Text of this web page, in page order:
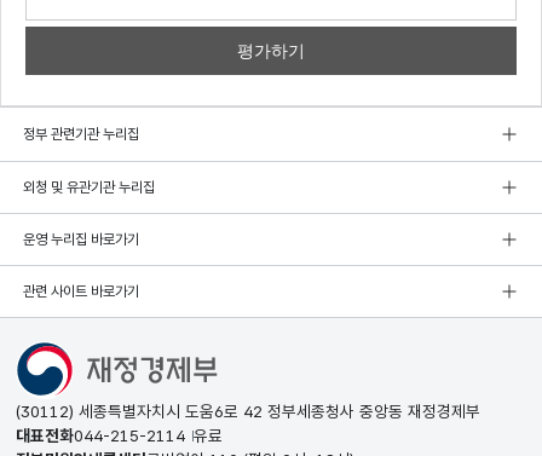
정부 관련기관 누리집
외청 및 유관기관 누리집
운영 누리집 바로가기
관련 사이트 바로가기
(30112) 세종특별자치시 도움6로 42 정부세종청사 중앙동 재정경제부
대표전화044-215-2114 유료